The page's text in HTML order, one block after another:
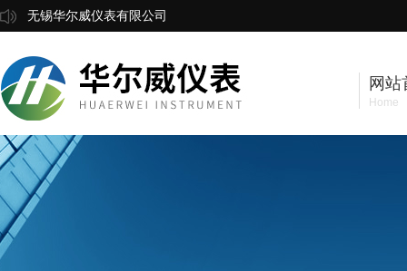
无锡华尔威仪表有限公司
网站
Home